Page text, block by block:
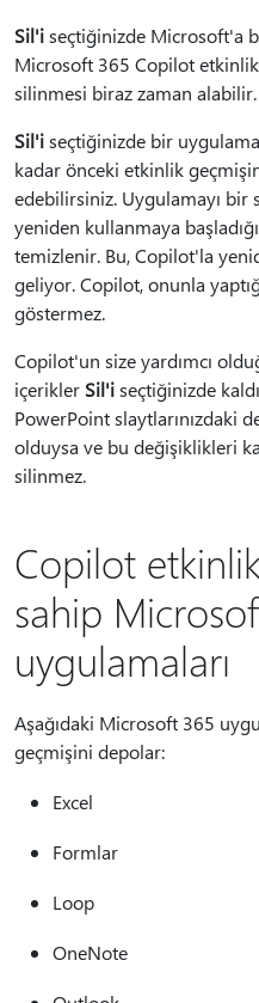
Sil'iseçtiğinizde Microsoft'a
Microsoft 365 Copilot
silinmesi biraz zaman alabilir.
Sil'iseçtiğinizde bir
kadar önceki etkinlik
edebilirsiniz. Uygulamayı bir
yeniden kullanmaya
temizlenir. Bu, Copilot'la
geliyor. Copilot, onunla
göstermez.
Copilot'un size yardımcı
içerikler Sil'iseçtiğinizde
PowerPoint slaytlarınızdaki
olduysa ve bu değişiklikleri
silinmez.
Copilot
sahip
uygulamaları
Aşağıdaki Microsoft 365
geçmişini depolar:
Excel
Formlar
Loop
OneNote